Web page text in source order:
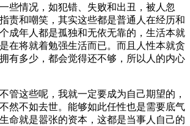
些情况，如犯错、失败和出丑，被人忽
责和嘲笑，其实这些都是普通人在经历和
成年人都是孤独和无依无靠的，生活本就
在将就着勉强生活而已。而且人性本就贪
有多少，都会觉得还不够，所以人的内心
管这些呢，我就一定要成为自己期望的，
然不如去世。能够如此任性也是需要底气
命就是嚣张的资本，这都是当事人自己的